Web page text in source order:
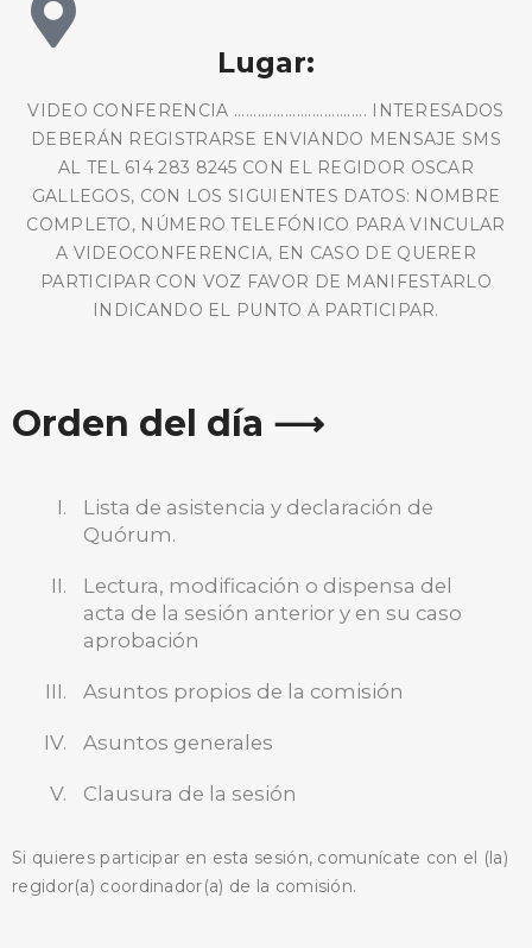
BUSCA AQUÍ
Lugar:
VIDEO CONFERENCIA .................................. INTERESADOS
DEBERÁN REGISTRARSE ENVIANDO MENSAJE SMS
AL TEL 614 283 8245 CON EL REGIDOR OSCAR
GALLEGOS, CON LOS SIGUIENTES DATOS: NOMBRE
COMPLETO, NÚMERO TELEFÓNICO PARA VINCULAR
A VIDEOCONFERENCIA, EN CASO DE QUERER
PARTICIPAR CON VOZ FAVOR DE MANIFESTARLO
INDICANDO EL PUNTO A PARTICIPAR.
Orden del día ⟶
Lista de asistencia y declaración de
Quórum.
Lectura, modificación o dispensa del
acta de la sesión anterior y en su caso
aprobación
Asuntos propios de la comisión
Asuntos generales
Clausura de la sesión
Si quieres participar en esta sesión, comunícate con el (la)
regidor(a) coordinador(a) de la comisión.